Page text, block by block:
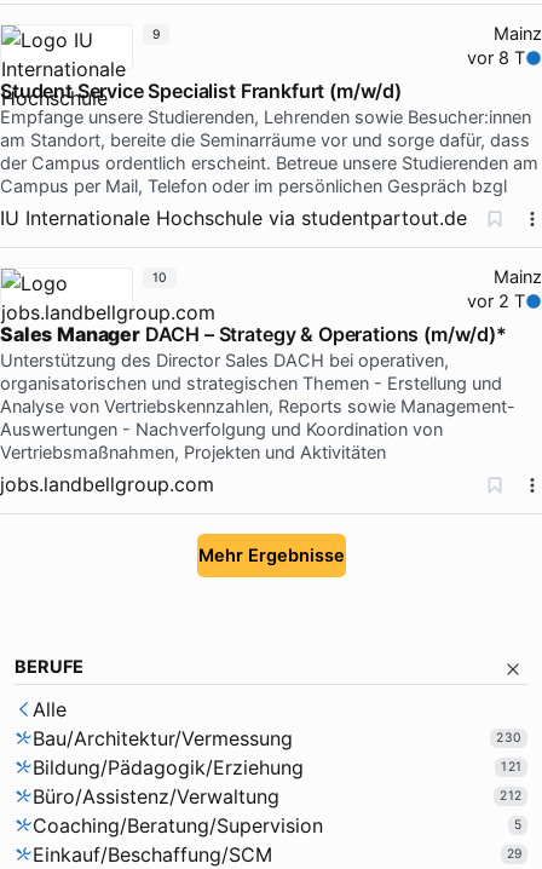
Mainz
vor 8 T
Student Service Specialist Frankfurt (m/w/d)
Empfange unsere Studierenden, Lehrenden sowie Besucher:innen
am Standort, bereite die Seminarräume vor und sorge dafür, dass
der Campus ordentlich erscheint. Betreue unsere Studierenden am
Campus per Mail, Telefon oder im persönlichen Gespräch bzgl
IU Internationale Hochschule via studentpartout.de
9
Mainz
vor 2 T
Sales ManagerDACH – Strategy & Operations (m/w/d)*
Unterstützung des Director Sales DACH bei operativen,
organisatorischen und strategischen Themen - Erstellung und
Analyse von Vertriebskennzahlen, Reports sowie Management-
Auswertungen - Nachverfolgung und Koordination von
Vertriebsmaßnahmen, Projekten und Aktivitäten
jobs.landbellgroup.com
10
Mehr Ergebnisse
BERUFE
Alle
Bau/Architektur/Vermessung
230
Bildung/Pädagogik/Erziehung 121
Büro/Assistenz/Verwaltung 212
Coaching/Beratung/Supervision 5
Einkauf/Beschaffung/SCM 29